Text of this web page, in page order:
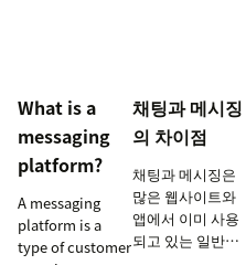
What is a
messaging
platform?
A messaging
platform is a
type of customer
채팅과 메시징
의 차이점
채팅과 메시징은
많은 웹사이트와
앱에서 이미 사용
되고 있는 일반적